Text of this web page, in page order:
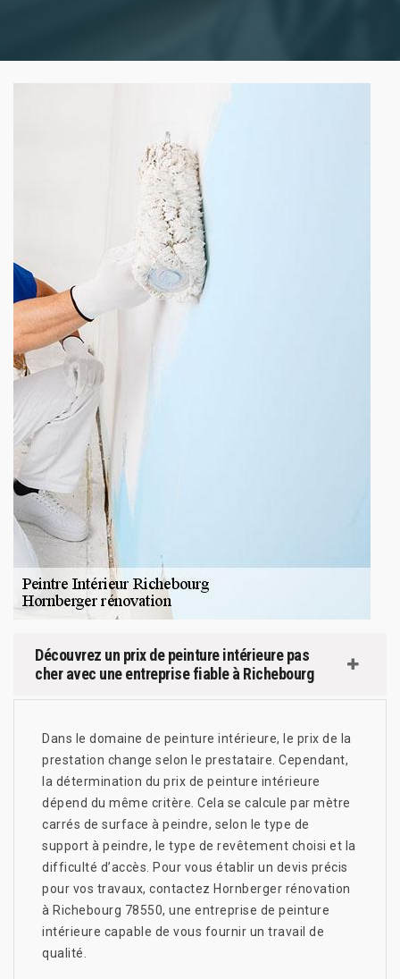
Découvrez un prix de peinture intérieure pas
cher avec une entreprise fiable à Richebourg
Dans le domaine de peinture intérieure, le prix de la
prestation change selon le prestataire. Cependant,
la détermination du prix de peinture intérieure
dépend du même critère. Cela se calcule par mètre
carrés de surface à peindre, selon le type de
support à peindre, le type de revêtement choisi et la
difficulté d’accès. Pour vous établir un devis précis
pour vos travaux, contactez Hornberger rénovation
à Richebourg 78550, une entreprise de peinture
intérieure capable de vous fournir un travail de
qualité.